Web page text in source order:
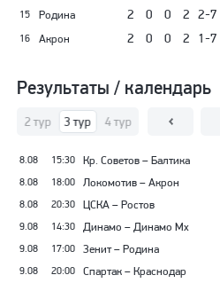
15 Родина 2 0 0 2 2-7
16 Акрон 2 0 0 2 1-7
Результаты / календарь
2 тур 3 тур 4 тур 5 тур
8.08 15:30 Кр. Советов – Балтика
8.08 18:00 Локомотив – Акрон
8.08 20:30 ЦСКА – Ростов
9.08 14:30 Динамо – Динамо Мх
9.08 17:00 Зенит – Родина
9.08 20:00 Спартак – Краснодар